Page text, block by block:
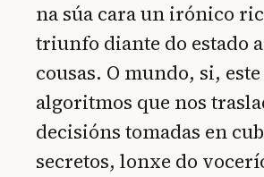
na súa cara un irónico
triunfo diante do estado
cousas. O mundo, si,
algoritmos que nos
decisións tomadas en
secretos, lonxe do